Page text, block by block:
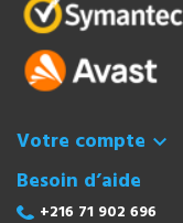
Votre compte 
Besoin d’aide
+216 71 902 696